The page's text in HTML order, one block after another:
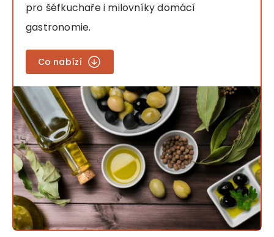
pro šéfkuchaře i milovníky domácí
gastronomie.
Co nabízí